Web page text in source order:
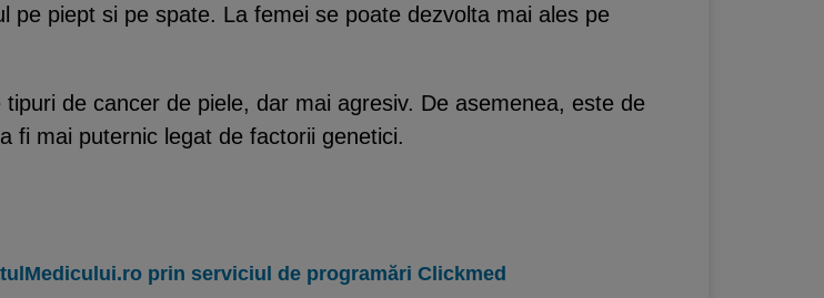
pe piept si pe spate. La femei se poate dezvolta mai ales pe
de cancer de piele, dar mai agresiv. De asemenea, este de
fi mai puternic legat de factorii genetici.
prin serviciul de programări Clickmed